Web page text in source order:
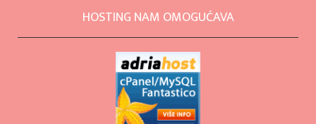
HOSTING NAM OMOGUĆAVA